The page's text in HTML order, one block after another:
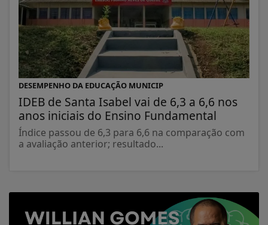
DESEMPENHO DA EDUCAÇÃO MUNICIP
IDEB de Santa Isabel vai de 6,3 a 6,6 nos
anos iniciais do Ensino Fundamental
Índice passou de 6,3 para 6,6 na comparação com
a avaliação anterior; resultado...